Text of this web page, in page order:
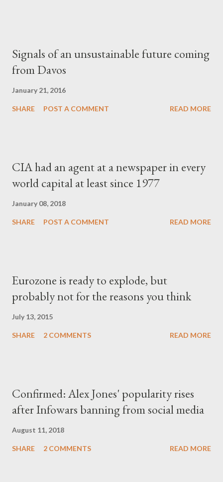
Signals of an unsustainable future coming
from Davos
January 21, 2016
SHARE POST A COMMENT READ MORE
CIA had an agent at a newspaper in every
world capital at least since 1977
January 08, 2018
SHARE POST A COMMENT READ MORE
Eurozone is ready to explode, but
probably not for the reasons you think
July 13, 2015
SHARE 2 COMMENTS READ MORE
Confirmed: Alex Jones' popularity rises
after Infowars banning from social media
August 11, 2018
SHARE 2 COMMENTS READ MORE